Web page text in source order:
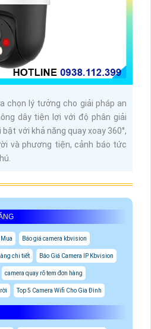
chọn lý tưởng cho giải pháp an
dây tiện lợi với độ phân giải
với khả năng quay xoay 360°,
và phương tiện, cảnh báo tức
Báo giá camera kbvision
chi tiết Báo Giá Camera IP Kbvision
camera quay rõ tem đơn hàng
Top 5 Camera Wifi Cho Gia Đình